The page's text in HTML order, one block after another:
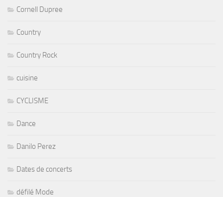
Cornell Dupree
Country
Country Rock
cuisine
CYCLISME
Dance
Danilo Perez
Dates de concerts
défilé Mode